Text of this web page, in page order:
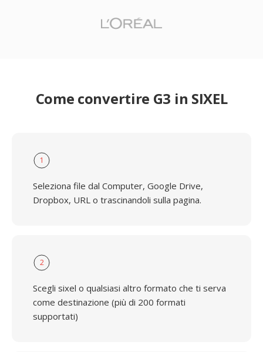
Come convertire G3 in SIXEL
1
Seleziona file dal Computer, Google Drive,
Dropbox, URL o trascinandoli sulla pagina.
2
Scegli sixel o qualsiasi altro formato che ti serva
come destinazione (più di 200 formati
supportati)